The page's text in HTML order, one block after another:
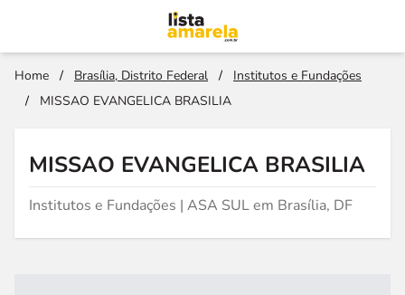
Home / Brasília, Distrito Federal /
Institutos e Fundações
/
MISSAO EVANGELICA BRASILIA
MISSAO EVANGELICA BRASILIA
Institutos e Fundações | ASA SUL em Brasília, DF